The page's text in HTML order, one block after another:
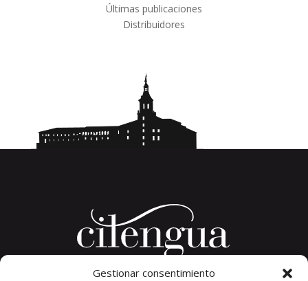
Gestionar consentimiento
Últimas publicaciones
Distribuidores